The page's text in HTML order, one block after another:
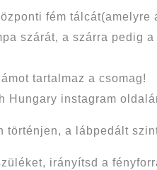
fém tálcát(amelyre
szárát, a szárra pedig
tartalmaz a csomag!
Hungary instagram
történjen, a lábpedált
irányítsd a